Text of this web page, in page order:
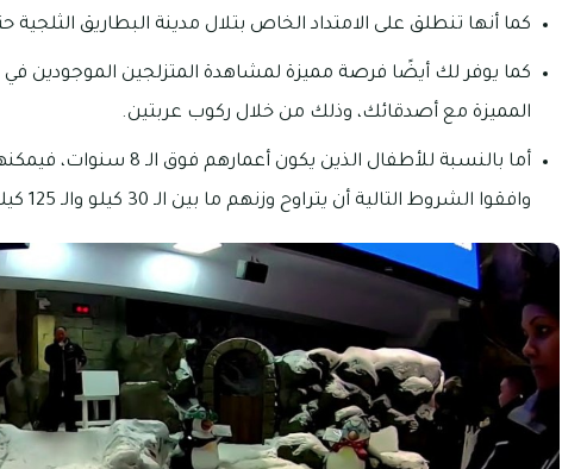
كما أنها تنطلق على الامتداد الخاص بتلال مدينة البطاريق الثلجية حتى
كما يوفر لك أيضًا فرصة مميزة لمشاهدة المتزلجين الموجودين
المميزة مع أصدقائك، وذلك من خلال ركوب عربتين.
أما بالنسبة للأطفال الذين
وافقوا الشروط التالية أن يتراوح وزنهم ما بين الـ 30 كيلو والـ 125 كيلو جرام، وأن تتجاوز أطوالهم الـ 120 سنتيمتراً.